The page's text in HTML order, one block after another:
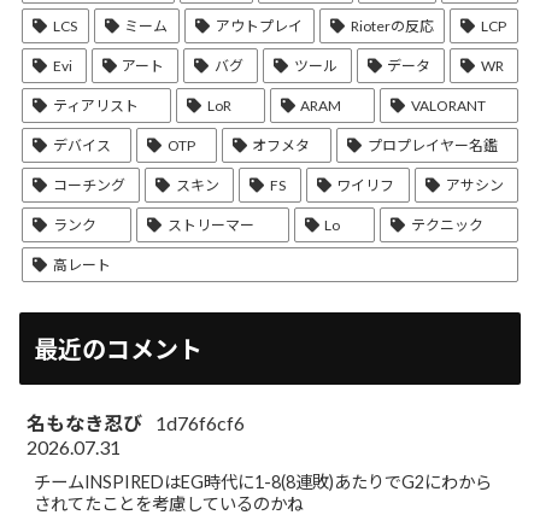
LCS ミーム アウトプレイ Rioterの反応 LCP
Evi アート バグ ツール データ WR
ティアリスト LoR ARAM VALORANT
デバイス OTP オフメタ プロプレイヤー名鑑
コーチング スキン FS ワイリフ アサシン
ランク ストリーマー Lo テクニック
高レート
最近のコメント
名もなき忍び
1d76f6cf6
2026.07.31
チームINSPIREDはEG時代に1-8(8連敗)あたりでG2にわから
されてたことを考慮しているのかね